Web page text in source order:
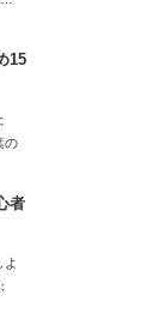
15
の
者
よ